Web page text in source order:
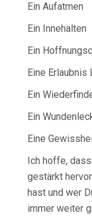
Ein Aufatmen
Ein Innehalten
Ein
Eine
Ein
Ein
Eine
Ich hoffe,
gestärkt
hast und wer
immer weiter